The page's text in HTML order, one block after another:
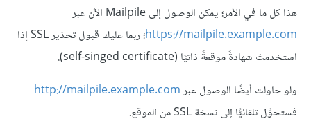
هذا كل ما في الأمر؛ يمكن الوصول إلى Mailpile الآن عبر
https://mailpile.example.com
؛ ربما عليك قبول تحذير SSL إذا
استخدمتَ شهادةً موقعةً ذاتيًا (self-singed certificate).
ولو حاولت أيضًا الوصول عبرhttp://mailpile.example.com
فستحوَّل تلقائيًّا إلى نسخة SSL من الموقع.